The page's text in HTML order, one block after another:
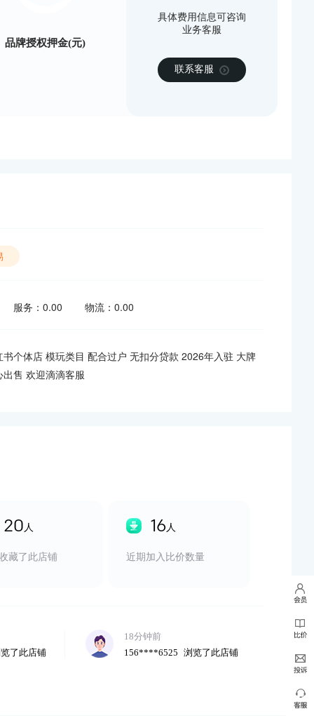
品牌授权押金(元)
具体费用信息可咨询
业务客服
联系客服
服务：0.00 物流：0.00
个体店 模玩类目 配合过户 无扣分贷款 2026年入驻 大牌
售 欢迎滴滴客服
20 人
藏了此店铺
16 人
近期加入比价数量
8分钟前
了此店铺
18分钟前
156****6525 浏览了此店铺